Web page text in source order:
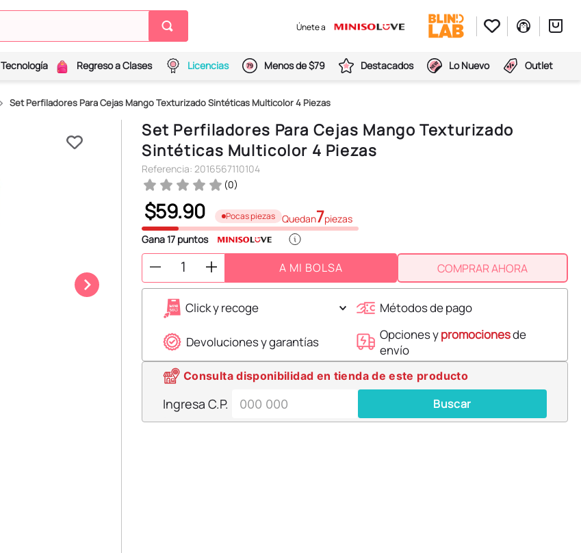
Únete a
Tecnología Regreso a Clases Licencias Menos de $79 Destacados Lo Nuevo Outlet
Set Perfiladores Para Cejas Mango Texturizado Sintéticas Multicolor 4 Piezas
Set Perfiladores Para Cejas Mango Texturizado
Sintéticas Multicolor 4 Piezas
Referencia: 2016567110104
(0)
$59.90 Pocas piezas Quedan7piezas
Gana17 puntos
A MI BOLSA COMPRAR AHORA
Click y recoge Métodos de pago
Devoluciones y garantías Opciones ypromocionesde
envío
Consulta disponibilidad en tienda de este producto
Ingresa C.P. Buscar